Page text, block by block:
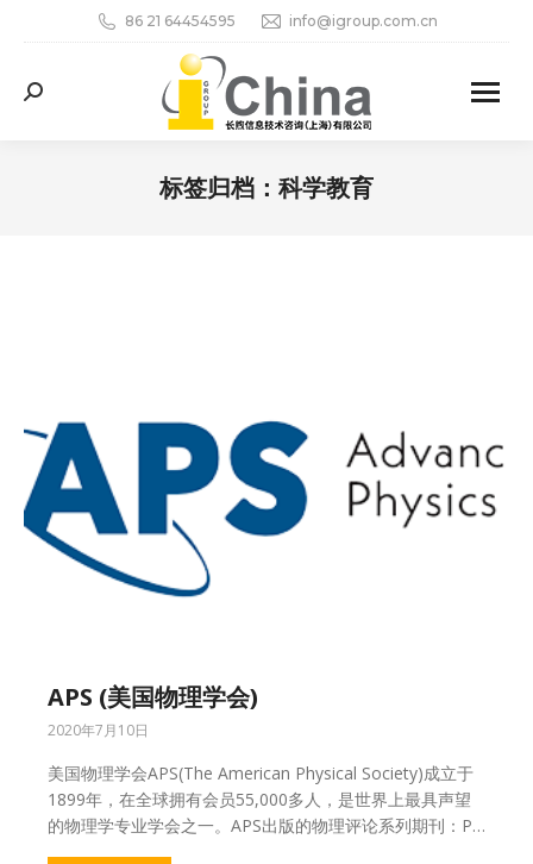
86 21 64454595 info@igroup.com.cn
Search:
标签归档： 科学教育
APS (美国物理学会)
2020年7月10日
美国物理学会APS(The American Physical Society)成立于
1899年，在全球拥有会员55,000多人，是世界上最具声望
的物理学专业学会之一。APS出版的物理评论系列期刊：P…